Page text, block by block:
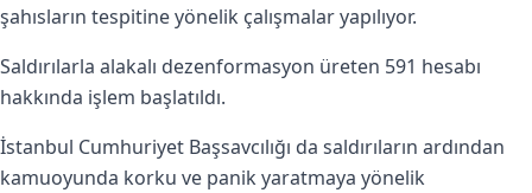
şahısların tespitine yönelik çalışmalar yapılıyor.
Saldırılarla alakalı dezenformasyon üreten 591 hesabı
hakkında işlem başlatıldı.
İstanbul Cumhuriyet Başsavcılığı da saldırıların ardından
kamuoyunda korku ve panik yaratmaya yönelik